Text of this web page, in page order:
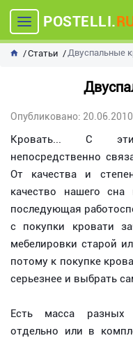
POSTELLI.
Статьи Двуспальные
Опубликовано: 20.06.2010
Кровать... С
непосредственно
От качества и
качество нашего
последующая
с покупки кровати
мебелировки старой
потому к покупке
серьезнее и выбрать
Есть масса разных
отдельно или в